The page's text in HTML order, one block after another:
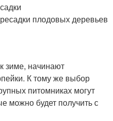
плодовых деревьев
зиме, начинают
К тому же выбор
питомниках могут
можно будет получить с